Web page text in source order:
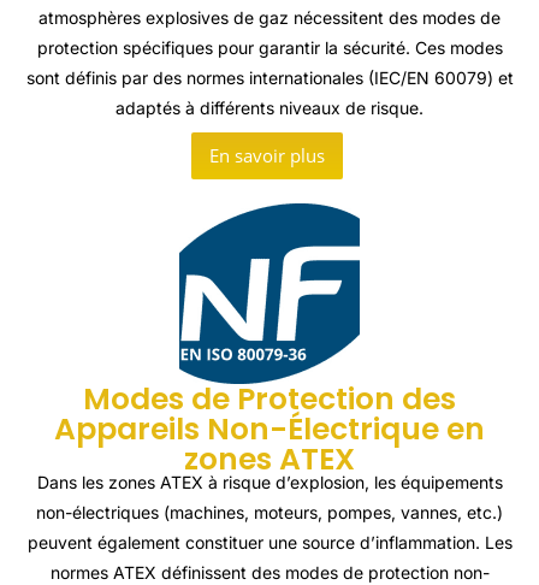
atmosphères explosives de gaz nécessitent des modes de
protection spécifiques pour garantir la sécurité. Ces modes
sont définis par des normes internationales (IEC/EN 60079) et
adaptés à différents niveaux de risque.
En savoir plus
Modes de Protection des
Appareils Non-Électrique en
zones ATEX
Dans les zones ATEX à risque d’explosion, les équipements
non-électriques (machines, moteurs, pompes, vannes, etc.)
peuvent également constituer une source d’inflammation. Les
normes ATEX définissent des modes de protection non-